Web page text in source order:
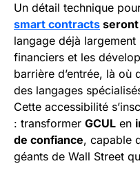
Un détail technique
smart contracts seront
langage déjà
financiers et les
barrière d’entrée, là où
des langages
Cette accessibilité
: transformer GCUL en
de confiance, capable
géants de Wall Street